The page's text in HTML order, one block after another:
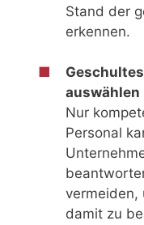
Stand der
erkennen.
auswählen
Nur
Personal
vermeiden,
damit zu